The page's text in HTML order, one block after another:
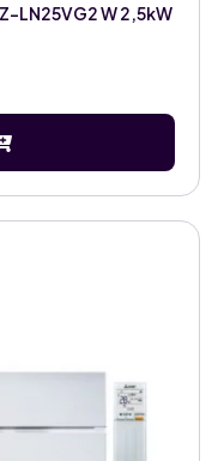
LN25VG2 W 2,5kW